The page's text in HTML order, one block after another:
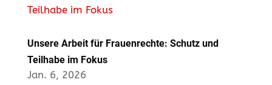
Unsere Arbeit für Frauenrechte: Schutz und
Teilhabe im Fokus
Jan. 6, 2026